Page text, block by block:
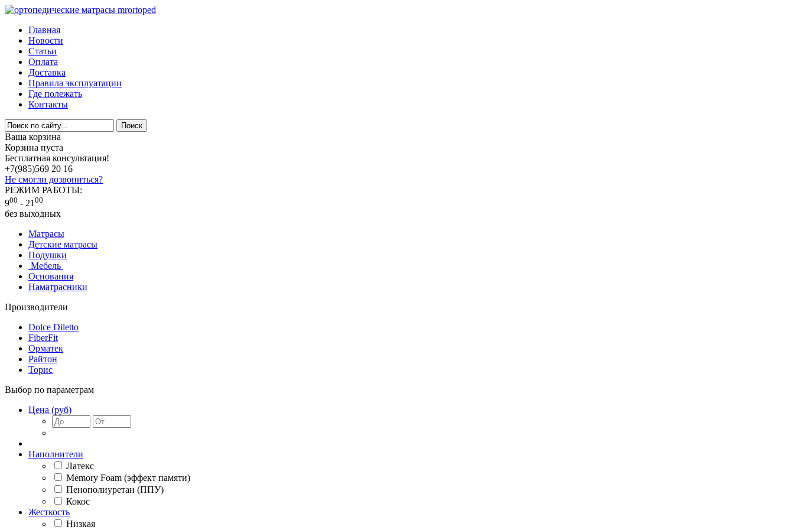
Главная
Новости
Статьи
Оплата
Доставка
Правила эксплуатации
Где полежать
Контакты
Ваша корзина
Корзина пуста
Бесплатная консультация!
+7(985)569 20 16
Не смогли дозвониться?
РЕЖИМ РАБОТЫ:
900 - 21 00
без выходных
Матрасы
Детские матрасы
Подушки
Мебель
Основания
Наматрасники
Производители
Dolce Diletto
FiberFit
Орматек
Райтон
Торис
Выбор по параметрам
Цена (руб)
Наполнители
Латекс
Memory Foam (эффект памяти)
Пенополиуретан (ППУ)
Кокос
Жесткость
Низкая